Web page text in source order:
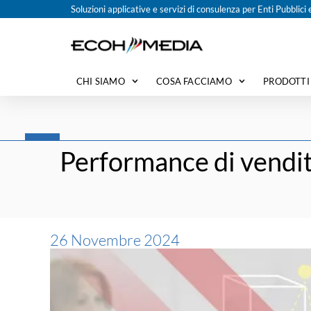
Soluzioni applicative e servizi di consulenza per Enti
CHI SIAMO COSA FACCIAMO PRODOTTI
Performance di
26 Novembre 2024